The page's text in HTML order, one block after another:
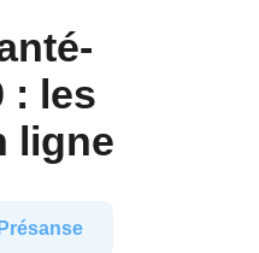
: les
ligne
Présanse